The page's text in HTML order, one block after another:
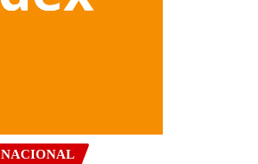
NACIONAL